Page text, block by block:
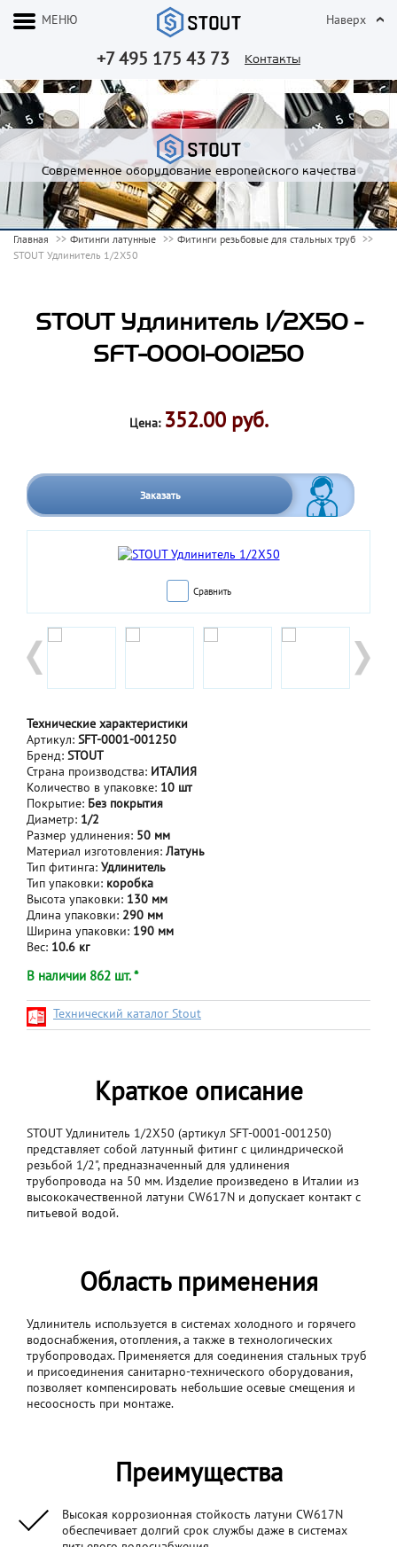
+7 495 175 43 73 Контакты
МЕНЮ Наверх
Современное оборудование европейского качества
Главная Фитинги латунные
Фитинги резьбовые для стальных труб
STOUT Удлинитель 1/2X50
STOUT Удлинитель 1/2X50 -
SFT-0001-001250
Цена: 352.00 руб.
Заказать
Сравнить
Технические характеристики
Артикул: SFT-0001-001250
Бренд: STOUT
Страна производства: ИТАЛИЯ
Количество в упаковке: 10 шт
Покрытие: Без покрытия
Диаметр: 1/2
Размер удлинения: 50 мм
Материал изготовления: Латунь
Тип фитинга: Удлинитель
Тип упаковки: коробка
Высота упаковки: 130 мм
Длина упаковки: 290 мм
Ширина упаковки: 190 мм
Вес: 10.6 кг
В наличии 862 шт. *
Технический каталог Stout
Краткое описание
STOUT Удлинитель 1/2X50 (артикул SFT-0001-001250)
представляет собой латунный фитинг с цилиндрической
резьбой 1/2", предназначенный для удлинения
трубопровода на 50 мм. Изделие произведено в Италии из
высококачественной латуни CW617N и допускает контакт с
питьевой водой.
Область применения
Удлинитель используется в системах холодного и горячего
водоснабжения, отопления, а также в технологических
трубопроводах. Применяется для соединения стальных труб
и присоединения санитарно-технического оборудования,
позволяет компенсировать небольшие осевые смещения и
несоосность при монтаже.
Преимущества
Высокая коррозионная стойкость латуни CW617N
обеспечивает долгий срок службы даже в системах